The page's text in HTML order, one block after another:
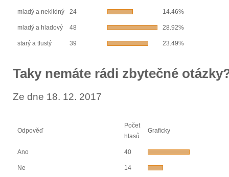
mladý a neklidný 24 14.46%
mladý a hladový 48 28.92%
starý a tlustý 39 23.49%
Taky nemáte rádi zbytečné
Ze dne 18. 12. 2017
Odpověď
Počet
hlasů
Graficky
Ano 40
Ne 14